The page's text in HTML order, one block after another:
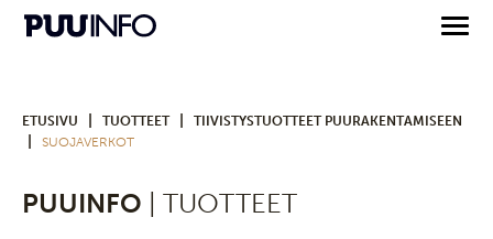
ETUSIVU TUOTTEET TIIVISTYSTUOTTEET PUURAKENTAMISEEN
SUOJAVERKOT
PUUINFO | TUOTTEET